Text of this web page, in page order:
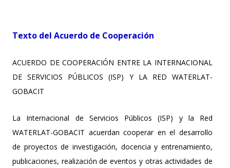
Texto del Acuerdo de Cooperación
ACUERDO DE COOPERACIÓN ENTRE LA INTERNACIONAL
DE SERVICIOS PÚBLICOS (ISP) Y LA RED WATERLAT-
GOBACIT
La Internacional de Servicios Públicos (ISP) y la Red
WATERLAT-GOBACIT acuerdan cooperar en el desarrollo
de proyectos de investigación, docencia y entrenamiento,
publicaciones, realización de eventos y otras actividades de